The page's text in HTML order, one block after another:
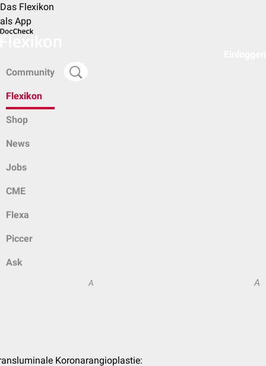
Das Flexikon
als App
Community
Flexikon
Shop
News
Jobs
CME
Flexa
Piccer
Ask
A A
Koronarangioplastie: